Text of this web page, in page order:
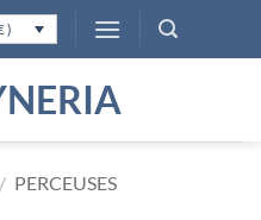
)
/ PERCEUSES